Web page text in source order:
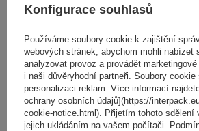
Hliníkový střešní nosič Mont Blanc
Konfigurace souhlasů
Používáme soubory cookie k zajištění
webových stránek, abychom mohli nabízet
analyzovat provoz a provádět
i naši důvěryhodní partneři. Soubory
personalizaci reklam. Více informací
ochrany osobních údajů](https://
cookie-notice.html). Přijetím tohoto sdělení
jejich ukládáním na vašem počítači.